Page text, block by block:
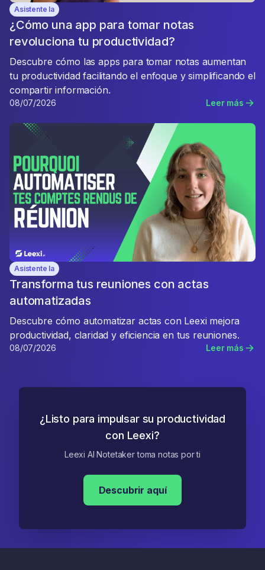
Asistente Ia
¿Cómo una app para tomar notas
revoluciona tu productividad?
Descubre cómo las apps para tomar notas aumentan
tu productividad facilitando el enfoque y simplificando el
compartir información.
08/07/2026 Leer más
Asistente Ia
Transforma tus reuniones con actas
automatizadas
Descubre cómo automatizar actas con Leexi mejora
productividad, claridad y eficiencia en tus reuniones.
08/07/2026 Leer más
¿Listo para impulsar su productividad
con Leexi?
Leexi AI Notetaker toma notas por ti
Descubrir aquí